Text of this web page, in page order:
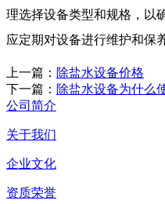
理选择设备类型和规格，以
应定期对设备进行维护和保
上一篇： 除盐水设备价格
下一篇： 除盐水设备为什么
公司简介
关于我们
企业文化
资质荣誉